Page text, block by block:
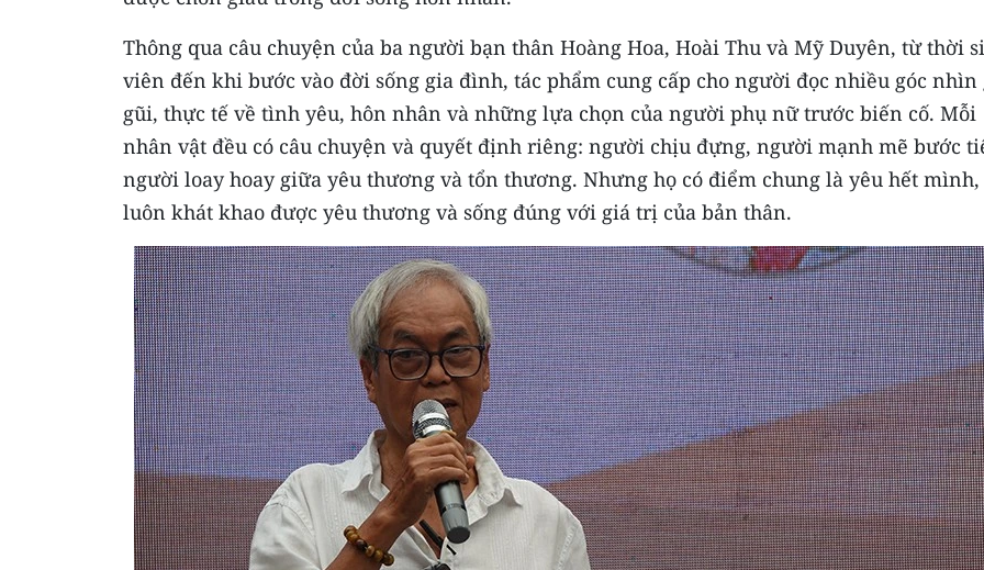
Thông qua câu chuyện của ba người bạn thân Hoàng Hoa, Hoài Thu và Mỹ Duyên, từ thời
viên đến khi bước vào đời sống gia đình, tác phẩm cung cấp cho người đọc nhiều góc nhìn
gũi, thực tế về tình yêu, hôn nhân và những lựa chọn của người phụ nữ trước biến cố. Mỗi
nhân vật đều có câu chuyện và quyết định riêng: người chịu đựng, người mạnh mẽ bước
người loay hoay giữa yêu thương và tổn thương. Nhưng họ có điểm chung là yêu hết mình,
luôn khát khao được yêu thương và sống đúng với giá trị của bản thân.